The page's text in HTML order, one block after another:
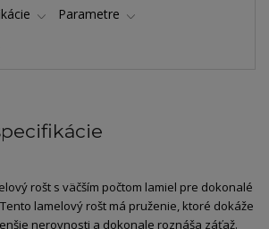
Parametre
rošt s väčším počtom lamiel pre dokonalé
lamelový rošt má pruženie, ktoré dokáže
nerovnosti a dokonale roznáša záťaž.